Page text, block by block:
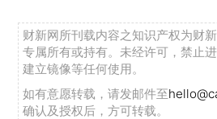
财新网所刊载内容之知识产权为财
专属所有或持有。未经许可，禁止
建立镜像等任何使用。
如有意愿转载，请发邮件至
确认及授权后，方可转载。